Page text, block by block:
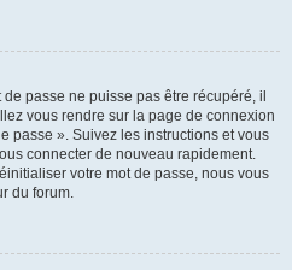
passe ne puisse pas être récupéré, il
vous rendre sur la page de connexion
passe ». Suivez les instructions et vous
connecter de nouveau rapidement.
votre mot de passe, nous vous
du forum.